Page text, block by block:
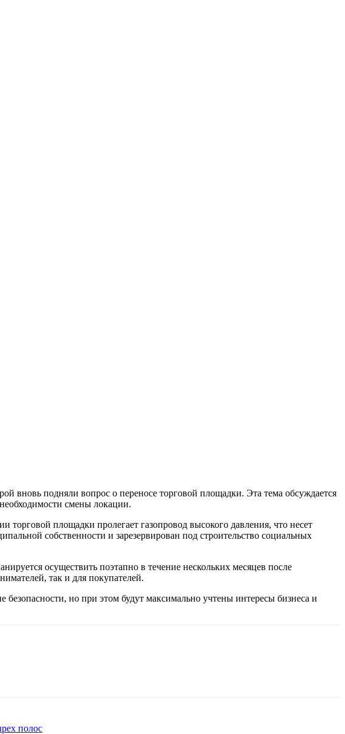
вновь подняли вопрос о переносе торговой площадки. Эта тема обсуждается
смены локации.
площадки пролегает газопровод высокого давления, что несет
собственности и зарезервирован под строительство социальных
осуществить поэтапно в течение нескольких месяцев после
так и для покупателей.
но при этом будут максимально учтены интересы бизнеса и
полос